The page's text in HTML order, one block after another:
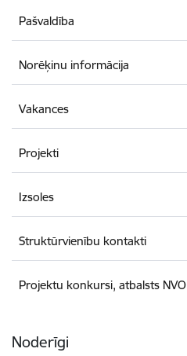
Pašvaldība
Norēķinu informācija
Vakances
Projekti
Izsoles
Struktūrvienību kontakti
Projektu konkursi, atbalsts NVO
Noderīgi